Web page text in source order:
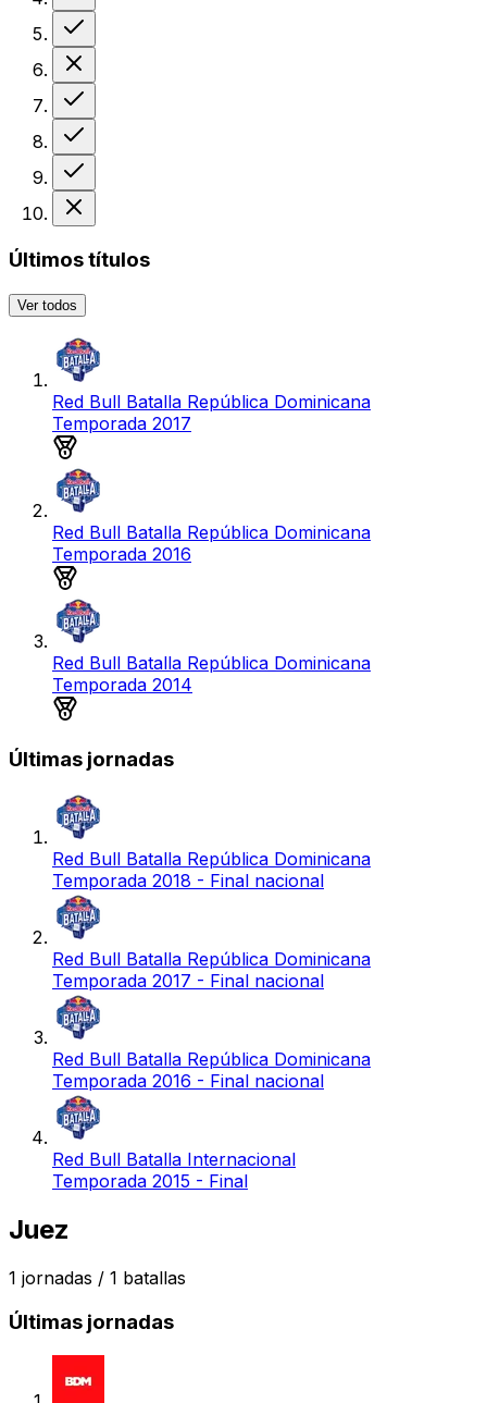
Últimos títulos
Ver todos
Red Bull Batalla República Dominicana
Temporada 2017
Red Bull Batalla República Dominicana
Temporada 2016
Red Bull Batalla República Dominicana
Temporada 2014
Últimas jornadas
Red Bull Batalla República Dominicana
Temporada 2018 - Final nacional
Red Bull Batalla República Dominicana
Temporada 2017 - Final nacional
Red Bull Batalla República Dominicana
Temporada 2016 - Final nacional
Red Bull Batalla Internacional
Temporada 2015 - Final
Juez
1 jornadas / 1 batallas
Últimas jornadas